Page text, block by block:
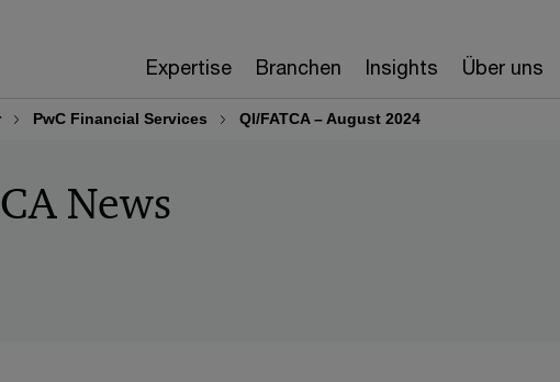
Expertise Branchen Insights Über uns
PwC Financial Services QI/FATCA – August 2024
News